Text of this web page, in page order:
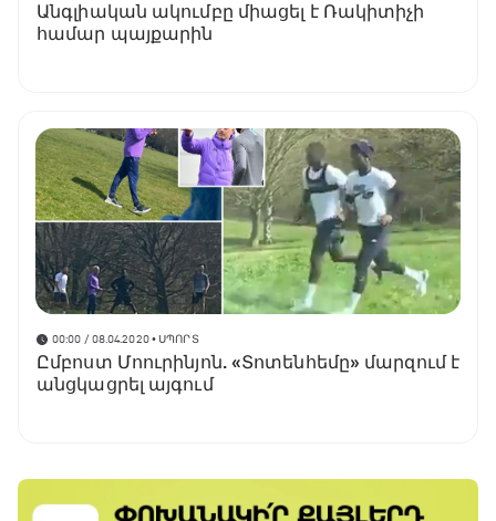
Անգլիական ակումբը միացել է Ռակիտիչի
համար պայքարին
00:00 / 08.04.2020• ՍՊՈՐՏ
Ըմբոստ Մոուրինյոն. «Տոտենհեմը» մարզում է
անցկացրել այգում